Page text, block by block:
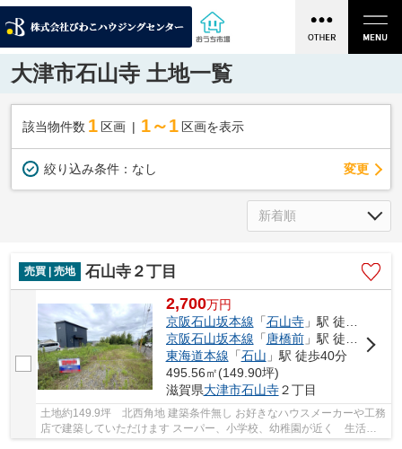
大津市石山寺 土地一覧
該当物件数 1 区画 1～1 区画を表示
絞り込み条件： なし 変更
売買 | 売地 石山寺２丁目
2,700万円
京阪石山坂本線 「石山寺」駅 徒歩19分
京阪石山坂本線 「 唐橋前」駅 徒歩29分
東海道本線 「石山 」駅 徒歩40分
495.56㎡(149.90坪)
滋賀県大津市石山寺２丁目
土地約149.9坪 北西角地 建築条件無し お好きなハウスメーカーや工務
店で建築していただけます スーパー、小学校、幼稚園が近く 生活便
利な立地です